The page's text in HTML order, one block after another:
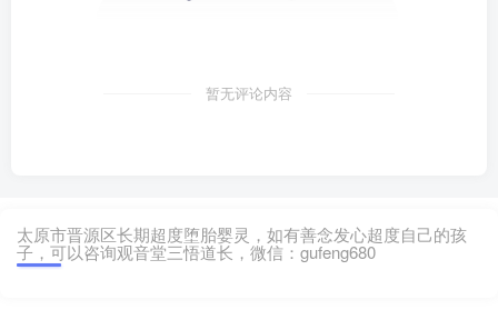
暂无评论内容
太原市晋源区长期超度堕胎婴灵，如有善念发心超度自己的孩
子，可以咨询观音堂三悟道长，微信：gufeng680